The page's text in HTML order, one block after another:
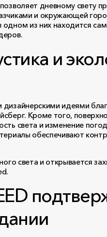
дневному свету
и окружающей
из них находится
и
идеями
Кроме того,
света и изменение
обеспечивают
света и открывается